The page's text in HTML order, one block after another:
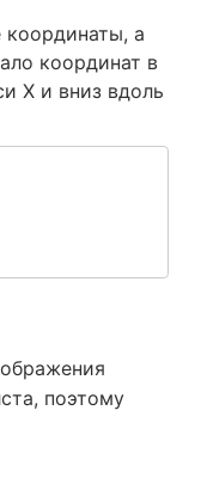
координаты, а
координат в
X и вниз вдоль
поэтому